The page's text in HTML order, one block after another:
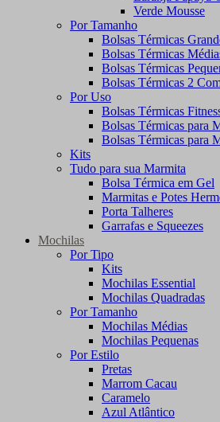
Verde Mousse
Por Tamanho
Bolsas Térmicas
Bolsas Térmicas
Bolsas Térmicas
Bolsas Térmicas 2
Por Uso
Bolsas Térmicas
Bolsas Térmicas para
Bolsas Térmicas para
Kits
Tudo para sua Marmita
Bolsa Térmica em Gel
Marmitas e Potes
Porta Talheres
Garrafas e Squeezes
Mochilas
Por Tipo
Kits
Mochilas Essential
Mochilas Quadradas
Por Tamanho
Mochilas Médias
Mochilas Pequenas
Por Estilo
Pretas
Marrom Cacau
Caramelo
Azul Atlântico